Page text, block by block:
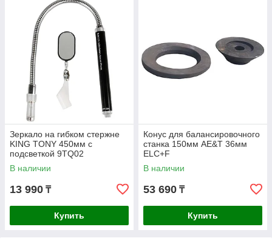
Зеркало на гибком стержне
KING TONY 450мм c
подсветкой 9TQ02
В наличии
13 990 ₸
Купить
Конус для балансировочного
станка 150мм AE&T 36мм
ELC+F
В наличии
53 690 ₸
Купить